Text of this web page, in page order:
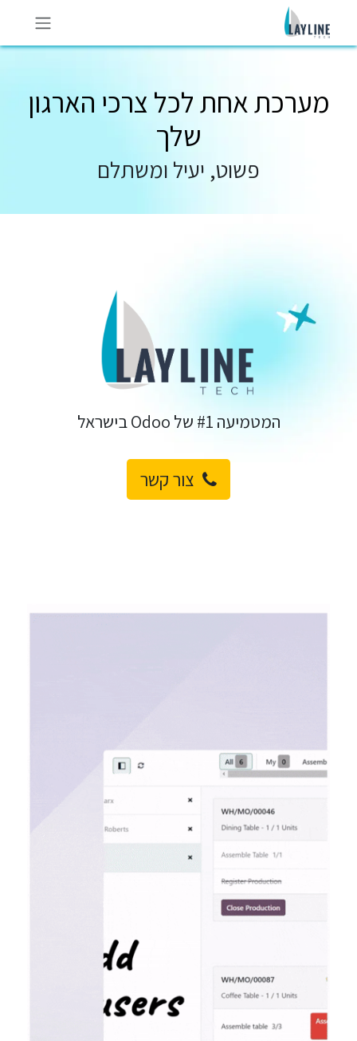
מערכת אחת לכל צרכי הארגון
שלך
פשוט, יעיל ומשתלם
המטמיעה #1 של Odoo בישראל
צו​​ר קשר